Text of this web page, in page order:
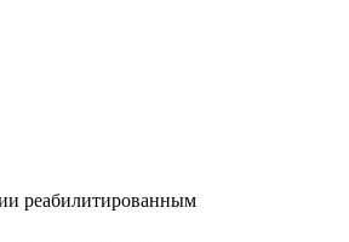
реабилитированным